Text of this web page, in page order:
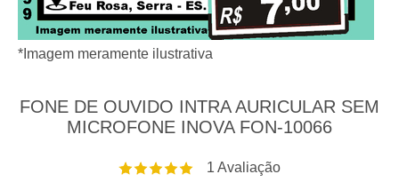
*Imagem meramente ilustrativa
FONE DE OUVIDO INTRA AURICULAR SEM
MICROFONE INOVA FON-10066
1 Avaliação